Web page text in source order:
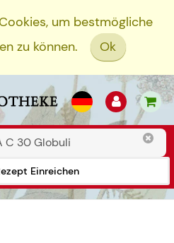
um bestmögliche
zu können.
Ok
Einreichen